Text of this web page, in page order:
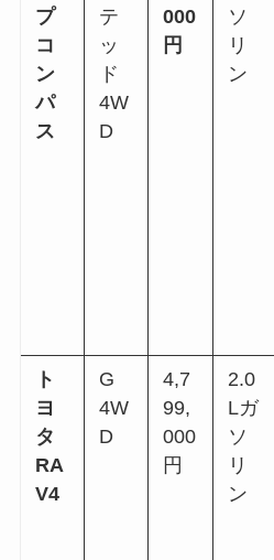
プ
コ
ン
パ
ス
テ
ッ
ド
4W
D
000
円
ソ
リ
ン
ト
ヨ
タ
RA
V4
G
4W
D
4,7
99,
000
円
2.0
Lガ
ソ
リ
ン